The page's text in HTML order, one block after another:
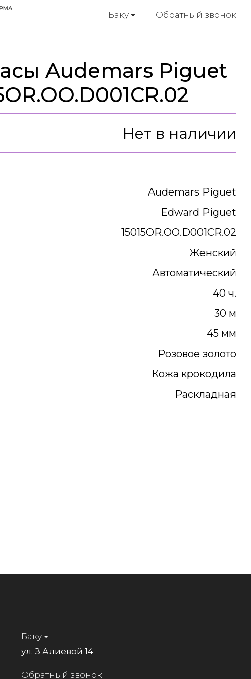
Баку Обратный звонок
Audemars Piguet
Нет в наличии
Audemars Piguet
Edward Piguet
15015OR.OO.D001CR.02
Женский
Автоматический
40 ч.
30 м
45 мм
Розовое золото
Кожа крокодила
Раскладная
Баку
ул. З Алиевой 14
Обратный звонок